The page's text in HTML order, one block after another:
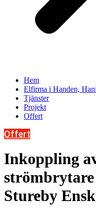
Hem
Elfirma i Handen,
Tjänster
Projekt
Offert
Offert
Inkoppling
Stureby